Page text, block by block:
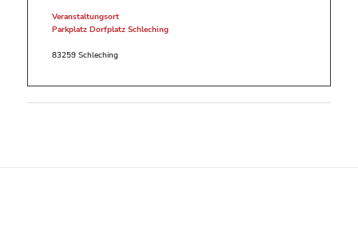
Veranstaltungsort
Parkplatz Dorfplatz Schleching
83259 Schleching